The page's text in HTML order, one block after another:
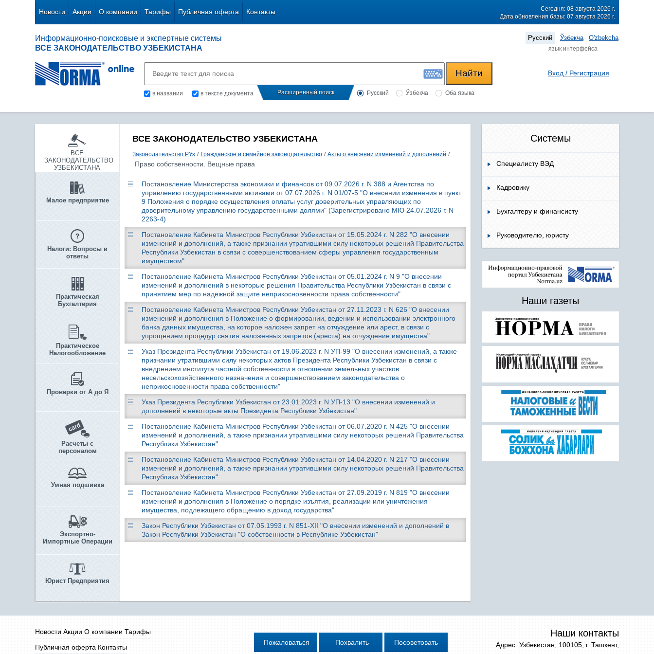
Новости Акции О компании Тарифы Публичная оферта Контакты
Сегодня: 08 августа 2026 г.
Дата обновления базы: 07 августа 2026 г.
Информационно-поисковые и экспертные системы
ВСЕ ЗАКОНОДАТЕЛЬСТВО УЗБЕКИСТАНА
Русский Ўзбекча O'zbekcha
язык интерфейса
в названии в тексте документа Расширенный поиск Русский Ўзбекча Оба языка
Вход / Регистрация
ВСЕ
ЗАКОНОДАТЕЛЬСТВО
УЗБЕКИСТАНА
Малое предприятие
Налоги: Вопросы и
ответы
Практическая
Бухгалтерия
Практическое
Налогообложение
Проверки от А до Я
Расчеты с
персоналом
Умная подшивка
Экспортно-
Импортные Операции
Юрист Предприятия
ВСЕ ЗАКОНОДАТЕЛЬСТВО УЗБЕКИСТАНА
Законодательство РУз / Гражданское и семейное законодательство / Акты о внесении изменений и дополнений /
Право собственности. Вещные права
Постановление Министерства экономики и финансов от 09.07.2026 г. N 388 и Агентства по
управлению государственными активами от 07.07.2026 г. N 01/07-5 "О внесении изменения в пункт
9 Положения о порядке осуществления оплаты услуг доверительных управляющих по
доверительному управлению государственными долями" (Зарегистрировано МЮ 24.07.2026 г. N
2263-4)
Постановление Кабинета Министров Республики Узбекистан от 15.05.2024 г. N 282 "О внесении
изменений и дополнений, а также признании утратившими силу некоторых решений Правительства
Республики Узбекистан в связи с совершенствованием сферы управления государственным
имуществом"
Постановление Кабинета Министров Республики Узбекистан от 05.01.2024 г. N 9 "О внесении
изменений и дополнений в некоторые решения Правительства Республики Узбекистан в связи с
принятием мер по надежной защите неприкосновенности права собственности"
Постановление Кабинета Министров Республики Узбекистан от 27.11.2023 г. N 626 "О внесении
изменений и дополнения в Положение о формировании, ведении и использовании электронного
банка данных имущества, на которое наложен запрет на отчуждение или арест, в связи с
упрощением процедур снятия наложенных запретов (ареста) на отчуждение имущества"
Указ Президента Республики Узбекистан от 19.06.2023 г. N УП-99 "О внесении изменений, а также
признании утратившими силу некоторых актов Президента Республики Узбекистан в связи с
внедрением института частной собственности в отношении земельных участков
несельскохозяйственного назначения и совершенствованием законодательства о
неприкосновенности права собственности"
Указ Президента Республики Узбекистан от 23.01.2023 г. N УП-13 "O внесении изменений и
дополнений в некоторые акты Президента Республики Узбекистан"
Постановление Кабинета Министров Республики Узбекистан от 06.07.2020 г. N 425 "О внесении
изменений и дополнений, а также признании утратившими силу некоторых решений Правительства
Республики Узбекистан"
Постановление Кабинета Министров Республики Узбекистан от 14.04.2020 г. N 217 "О внесении
изменений и дополнений, а также признании утратившими силу некоторых решений Правительства
Республики Узбекистан"
Постановление Кабинета Министров Республики Узбекистан от 27.09.2019 г. N 819 "О внесении
изменений и дополнения в Положение о порядке изъятия, реализации или уничтожения
имущества, подлежащего обращению в доход государства"
Закон Республики Узбекистан от 07.05.1993 г. N 851-XII "О внесении изменений и дополнений в
Закон Республики Узбекистан "О собственности в Республике Узбекистан"
Системы
Специалисту ВЭД
Кадровику
Бухгалтеру и финансисту
Руководителю, юристу
Наши газеты
Новости Акции О компании Тарифы
Публичная оферта Контакты
Наши контакты
Адрес: Узбекистан, 100105, г. Ташкент,